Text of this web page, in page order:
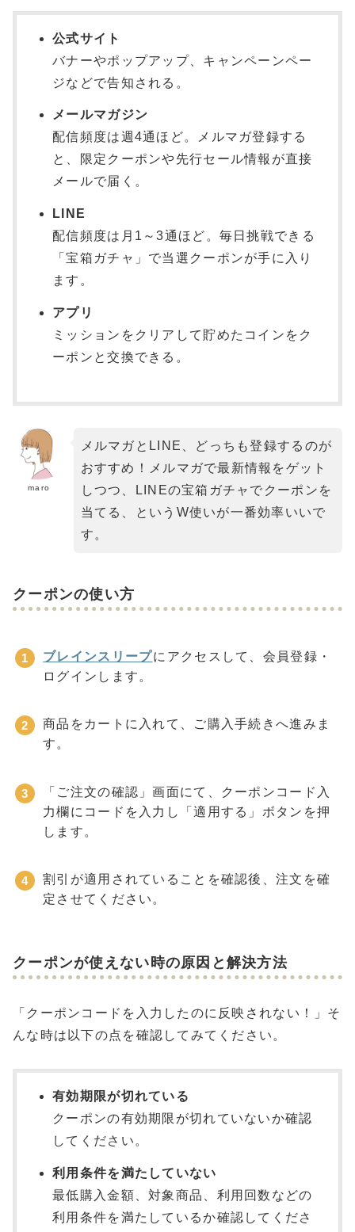
公式サイト
バナーやポップアップ、キャンペーンペー
ジなどで告知される。
メールマガジン
配信頻度は週4通ほど。メルマガ登録する
と、限定クーポンや先行セール情報が直接
メールで届く。
LINE
配信頻度は月1～3通ほど。毎日挑戦できる
「宝箱ガチャ」で当選クーポンが手に入り
ます。
アプリ
ミッションをクリアして貯めたコインをク
ーポンと交換できる。
maro
メルマガとLINE、どっちも登録するのが
おすすめ！メルマガで最新情報をゲット
しつつ、LINEの宝箱ガチャでクーポンを
当てる、というW使いが一番効率いいで
す。
クーポンの使い方
ブレインスリープにアクセスして、会員登録・
ログインします。
商品をカートに入れて、ご購入手続きへ進みま
す。
「ご注文の確認」画面にて、クーポンコード入
力欄にコードを入力し「適用する」ボタンを押
します。
割引が適用されていることを確認後、注文を確
定させてください。
クーポンが使えない時の原因と解決方法
「クーポンコードを入力したのに反映されない！」そ
んな時は以下の点を確認してみてください。
有効期限が切れている
クーポンの有効期限が切れていないか確認
してください。
利用条件を満たしていない
最低購入金額、対象商品、利用回数などの
利用条件を満たしているか確認してくださ